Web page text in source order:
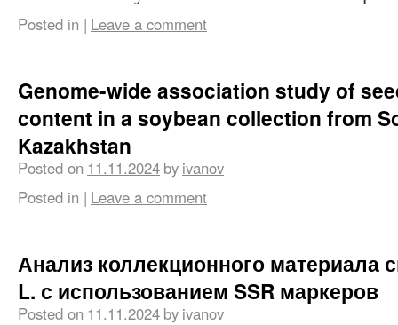
Posted in | Leave a comment
Genome-wide association study of
content in a soybean collection from
Kazakhstan
Posted on 11.11.2024 by ivanov
Posted in | Leave a comment
Анализ коллекционного материала
L. с использованием SSR маркеров
Posted on 11.11.2024 by ivanov